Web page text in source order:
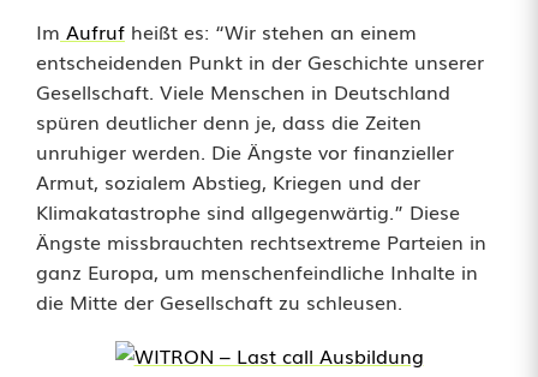
i
e
r
e
n
S
t
Im Aufruf heißt es: “Wir stehen an einem
entscheidenden Punkt in der Geschichte unserer
Gesellschaft. Viele Menschen in Deutschland
spüren deutlicher denn je, dass die Zeiten
unruhiger werden. Die Ängste vor finanzieller
Armut, sozialem Abstieg, Kriegen und der
Klimakatastrophe sind allgegenwärtig.” Diese
Ängste missbrauchten rechtsextreme Parteien in
ganz Europa, um menschenfeindliche Inhalte in
die Mitte der Gesellschaft zu schleusen.